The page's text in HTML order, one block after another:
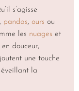
s’agisse
, pandas, ours ou
les nuages et
douceur,
une touche
la